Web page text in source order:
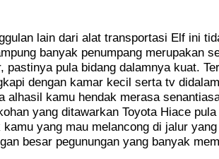
lain dari alat transportasi Elf ini
banyak penumpang merupakan
pastinya pula bidang dalamnya kuat.
dengan kamar kecil serta tv
alhasil kamu hendak merasa
yang ditawarkan Toyota Hiace
kamu yang mau melancong di jalur
besar pegunungan yang banyak